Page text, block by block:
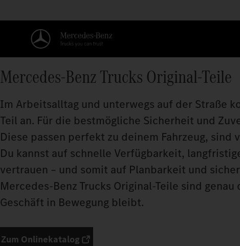
Mercedes‑Benz Trucks Original-Teile
Im Arbeitsalltag und unterwegs auf der Straße
Teil an. Für die bestmögliche Sicherheit und
Diese passen perfekt zu deinem Fahrzeug,
Du kannst auf schnelle Verfügbarkeit,
vertrauen – und somit auf Planbarkeit und
Mercedes‑Benz Trucks Original-Teile sind
Geschäft in Bewegung bleibt.
Zum Onlinekatalog